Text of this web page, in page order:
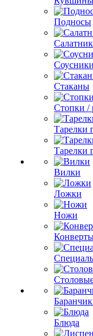
Подносы
Соусники
Стаканы
Стопки /
Тарелки
Тарелки
Вилки
Ложки
Ножи
Блюда